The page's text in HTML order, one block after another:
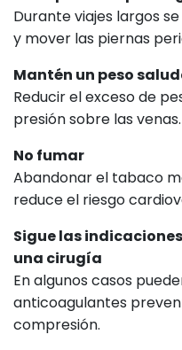
Durante viajes largos
y mover las piernas
Mantén un peso
Reducir el exceso de
presión sobre las venas.
No fumar
Abandonar el tabaco
reduce el riesgo
Sigue las
una cirugía
En algunos casos
anticoagulantes
compresión.